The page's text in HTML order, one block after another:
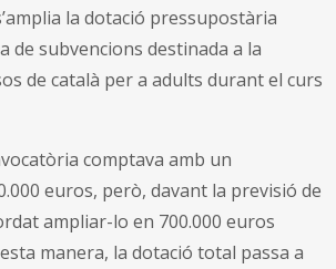
la dotació pressupostària
de subvencions destinada a la
de català per a adults durant el curs
comptava amb un
euros, però, davant la previsió de
ampliar-lo en 700.000 euros
manera, la dotació total passa a